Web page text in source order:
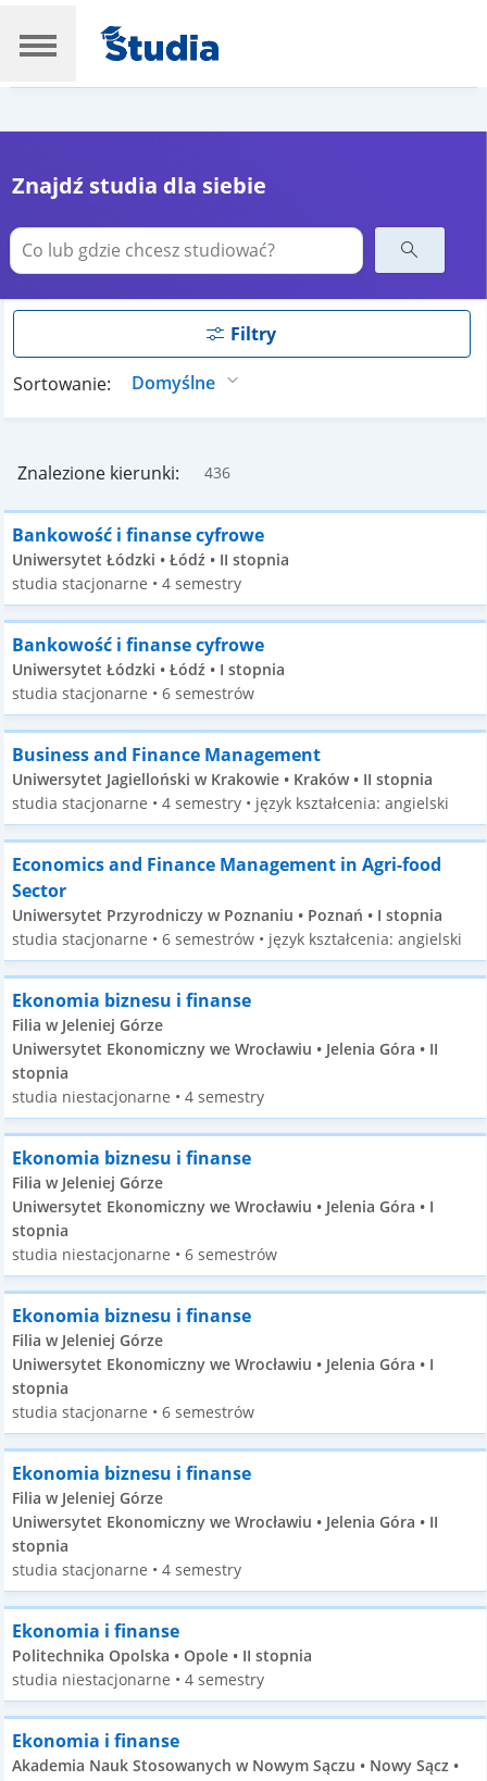
Znajdź studia dla siebie
Filtry
Sortowanie:
Znalezione kierunki: 436
Bankowość i finanse cyfrowe
Uniwersytet Łódzki • Łódź • II stopnia
studia stacjonarne • 4 semestry
Bankowość i finanse cyfrowe
Uniwersytet Łódzki • Łódź • I stopnia
studia stacjonarne • 6 semestrów
Business and Finance Management
Uniwersytet Jagielloński w Krakowie • Kraków • II stopnia
studia stacjonarne • 4 semestry • język kształcenia: angielski
Economics and Finance Management in Agri-food
Sector
Uniwersytet Przyrodniczy w Poznaniu • Poznań • I stopnia
studia stacjonarne • 6 semestrów • język kształcenia: angielski
Ekonomia biznesu i finanse
Filia w Jeleniej Górze
Uniwersytet Ekonomiczny we Wrocławiu • Jelenia Góra • II
stopnia
studia niestacjonarne • 4 semestry
Ekonomia biznesu i finanse
Filia w Jeleniej Górze
Uniwersytet Ekonomiczny we Wrocławiu • Jelenia Góra • I
stopnia
studia niestacjonarne • 6 semestrów
Ekonomia biznesu i finanse
Filia w Jeleniej Górze
Uniwersytet Ekonomiczny we Wrocławiu • Jelenia Góra • I
stopnia
studia stacjonarne • 6 semestrów
Ekonomia biznesu i finanse
Filia w Jeleniej Górze
Uniwersytet Ekonomiczny we Wrocławiu • Jelenia Góra • II
stopnia
studia stacjonarne • 4 semestry
Ekonomia i finanse
Politechnika Opolska • Opole • II stopnia
studia niestacjonarne • 4 semestry
Ekonomia i finanse
Akademia Nauk Stosowanych w Nowym Sączu • Nowy Sącz •